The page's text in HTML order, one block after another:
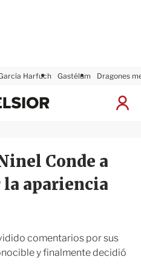
Harfuch Gastélum Dragones
I
x
s
i
r
Conde a
apariencia
comentarios por sus
y finalmente decidió